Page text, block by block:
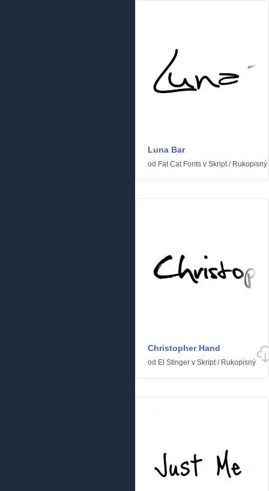
Luna Bar
od Fat Cat Fonts v Skript/ Rukopisný
Christopher Hand
od El Stinger v Skript/ Rukopisný